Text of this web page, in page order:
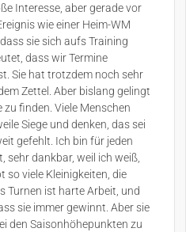
Interesse, aber gerade vor
wie einer Heim-WM
sie sich aufs Training
dass wir Termine
Sie hat trotzdem noch sehr
Zettel. Aber bislang gelingt
finden. Viele Menschen
Siege und denken, das sei
gefehlt. Ich bin für jeden
sehr dankbar, weil ich weiß,
so viele Kleinigkeiten, die
Turnen ist harte Arbeit, und
sie immer gewinnt. Aber sie
den Saisonhöhepunkten zu